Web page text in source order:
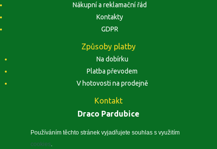
Používáním těchto stránek vyjadřujete souhlas s využitím
cookies
Nákupní a reklamační řád
Kontakty
GDPR
Způsoby platby
Na dobírku
Platba převodem
V hotovosti na prodejně
Kontakt
Draco Pardubice
Zobrazit na mapě